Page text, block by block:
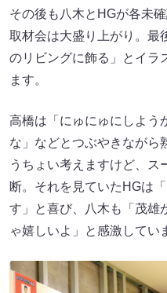
その後も八木とHGが各未
取材会は大盛り上がり。最
のリビングに飾る」とイラ
ます。
高橋は「にゅにゅにしよう
な」などとつぶやきながら
うちょい考えますけど、ス
断。それを見ていたHGは
す」と喜び、八木も「茂雄
ゃ嬉しいよ」と感激してい